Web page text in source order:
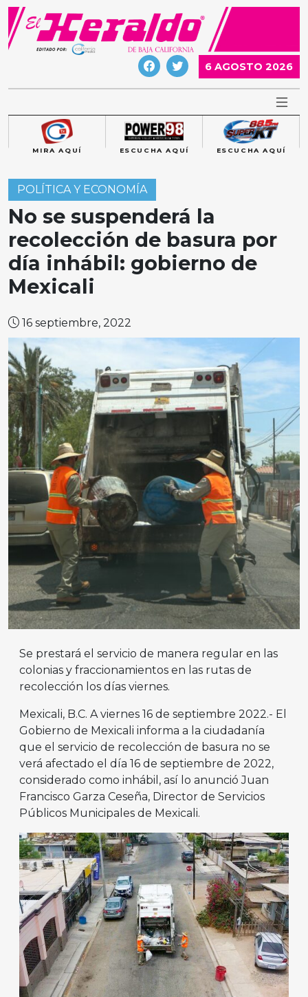
Skip
content
6 AGOSTO 2026
MIRA AQUÍ ESCUCHA AQUÍ ESCUCHA AQUÍ
POLÍTICA Y ECONOMÍA
No se suspenderá la
recolección de basura por
día inhábil: gobierno de
Mexicali
16 septiembre, 2022
Se prestará el servicio de manera regular en las
colonias y fraccionamientos en las rutas de
recolección los días viernes.
Mexicali, B.C. A viernes 16 de septiembre 2022.- El
Gobierno de Mexicali informa a la ciudadanía
que el servicio de recolección de basura no se
verá afectado el día 16 de septiembre de 2022,
considerado como inhábil, así lo anunció Juan
Francisco Garza Ceseña, Director de Servicios
Públicos Municipales de Mexicali.